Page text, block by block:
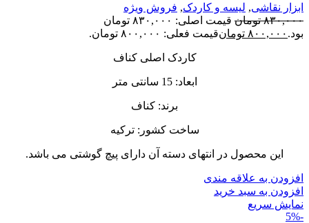
ابزار نقاشی, لیسه و کاردک, فروش ویژه
۸۳۰,۰۰۰ تومان
قیمت اصلی: ۸۳۰,۰۰۰ تومان
بود. ۸۰۰,۰۰۰ تومانقیمت فعلی: ۸۰۰,۰۰۰ تومان.
کاردک اصلی کناف
ابعاد: 15 سانتی متر
برند: کناف
ساخت کشور: ترکیه
این محصول در انتهای دسته آن دارای پیچ گوشتی می باشد.
افزودن به علاقه مندی
افزودن به سبد خرید
نمایش سریع
-5%